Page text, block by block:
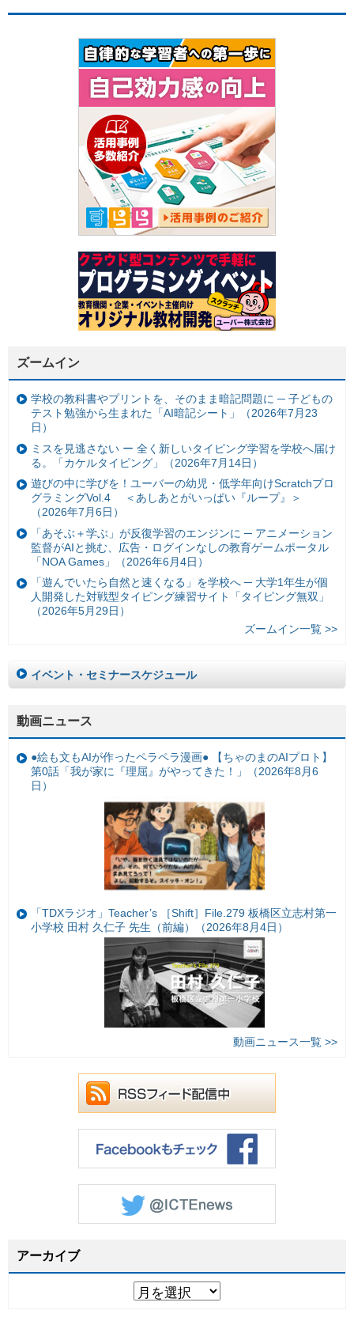
ズームイン
学校の教科書やプリントを、そのまま暗記問題に ─ 子どもの
テスト勉強から生まれた「AI暗記シート」（2026年7月23
日）
ミスを見逃さない ー 全く新しいタイピング学習を学校へ届け
る。「カケルタイピング」（2026年7月14日）
遊びの中に学びを！ユーバーの幼児・低学年向けScratchプロ
グラミングVol.4 ＜あしあとがいっぱい『ループ』＞
（2026年7月6日）
「あそぶ＋学ぶ」が反復学習のエンジンに ─ アニメーション
監督がAIと挑む、広告・ログインなしの教育ゲームポータル
「NOA Games」（2026年6月4日）
「遊んでいたら自然と速くなる」を学校へ ─ 大学1年生が個
人開発した対戦型タイピング練習サイト「タイピング無双」
（2026年5月29日）
ズームイン一覧 >>
イベント・セミナースケジュール
動画ニュース
●絵も文もAIが作ったペラペラ漫画● 【ちゃのまのAIプロト】
第0話「我が家に『理屈』がやってきた！」（2026年8月6
日）
「TDXラジオ」Teacher’s ［Shift］File.279 板橋区立志村第一
小学校 田村 久仁子 先生（前編）（2026年8月4日）
動画ニュース一覧 >>
アーカイブ